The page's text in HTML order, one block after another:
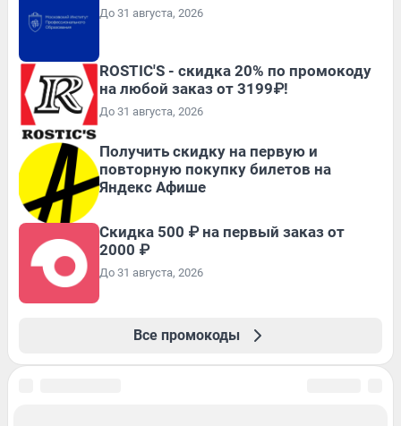
До 31 августа, 2026
ROSTIC'S - скидка 20% по промокоду
на любой заказ от 3199₽!
До 31 августа, 2026
Получить скидку на первую и
повторную покупку билетов на
Яндекс Афише
Скидка 500 ₽ на первый заказ от
2000 ₽
До 31 августа, 2026
Все промокоды